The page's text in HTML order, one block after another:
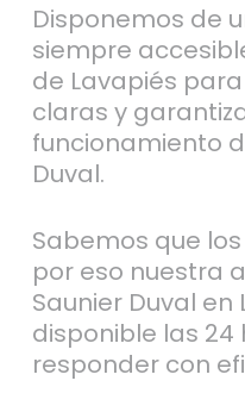
Disponemos de
siempre
de Lavapiés
claras y
funcionamiento
Duval.
Sabemos que
por eso nuestra
Saunier Duval en
disponible las 24
responder con